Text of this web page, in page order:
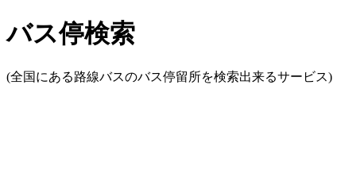
バス停検索
(全国にある路線バスのバス停留所を検索出来るサービス)